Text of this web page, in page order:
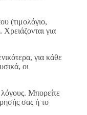
(τιμολόγιο,
Χρειάζονται για
για κάθε
οι
Μπορείτε
σας ή το